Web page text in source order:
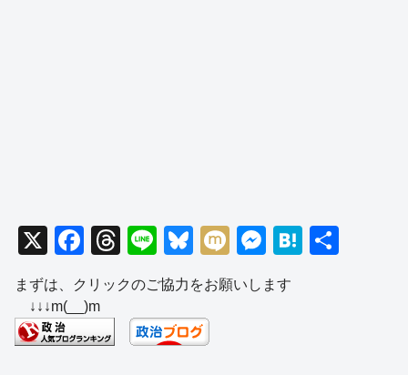
X
F
a
c
e
b
T
hr
e
a
d
Li
n
e
Bl
u
e
sk
y
M
ixi
M
e
ss
H
まずは、クリックのご協力をお願いします
↓↓↓m(__)m